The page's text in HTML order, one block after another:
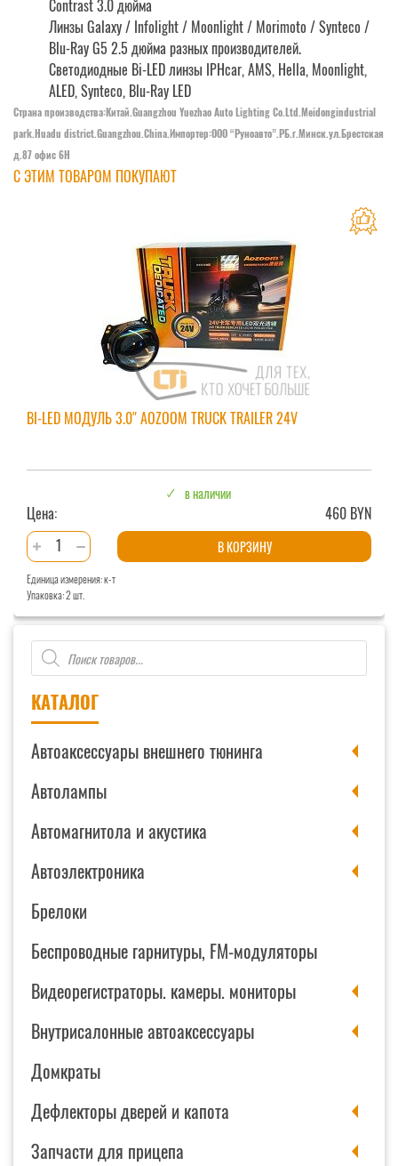
Поиск
товаров
КАТАЛОГ
Автоаксессуары внешнего тюнинга
Автолампы
Автомагнитола и акустика
Автоэлектроника
Брелоки
Беспроводные гарнитуры, FM-модуляторы
Видеорегистраторы. камеры. мониторы
Внутрисалонные автоаксессуары
Домкраты
Дефлекторы дверей и капота
Запчасти для прицепа
Contrast 3.0 дюйма
Линзы Galaxy / Infolight / Moonlight / Morimoto / Synteco /
Blu-Ray G5 2.5 дюйма разных производителей.
Светодиодные Bi-LED линзы IPHcar, AMS, Hella, Moonlight,
ALED, Synteco, Blu-Ray LED
Страна производства:Китай.Guangzhou Yuezhao Auto Lighting Co.Ltd.Meidongindustrial
park.Huadu district.Guangzhou.China.Импортер:OOO “Руноавто”.РБ.г.Минск.ул.Брестская
д.87 офис 6Н
С ЭТИМ ТОВАРОМ ПОКУПАЮТ
BI-LED МОДУЛЬ 3.0″ AOZOOM TRUCK TRAILER 24V
в наличии
Цена:
460 BYN
Количество
товара
Bi-
LED
модуль
3.0"
AOZOOM
Truck
Trailer
В КОРЗИНУ
Единица измерения: к-т
Упаковка: 2 шт.